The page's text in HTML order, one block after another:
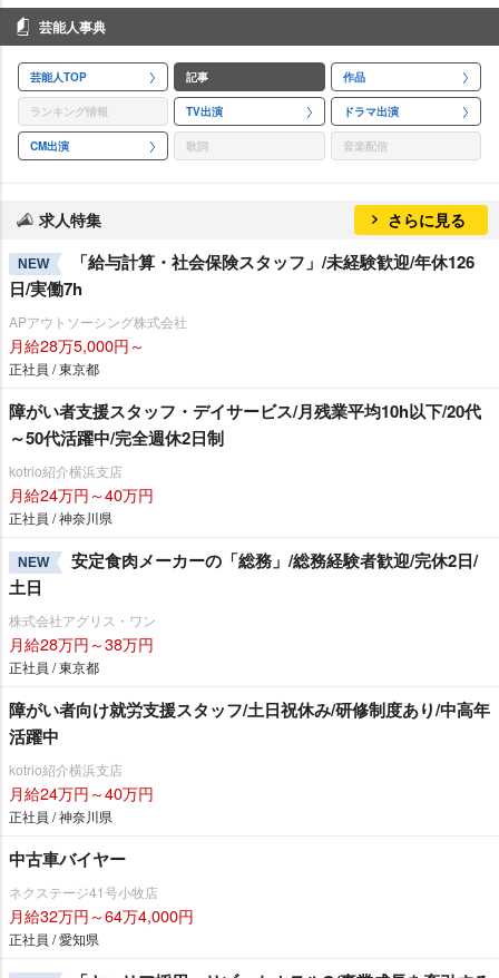
芸能人事典
芸能人TOP 記事 作品
ランキング情報 TV出演 ドラマ出演
CM出演 歌詞 音楽配信
求人特集 さらに見る
NEW
「給与計算・社会保険スタッフ」/未経験歓迎/年休126
日/実働7h
APアウトソーシング株式会社
月給28万5,000円～
正社員 / 東京都
障がい者支援スタッフ・デイサービス/月残業平均10h以下/20代
～50代活躍中/完全週休2日制
kotrio紹介横浜支店
月給24万円～40万円
正社員 / 神奈川県
NEW
安定食肉メーカーの「総務」/総務経験者歓迎/完休2日/
土日
株式会社アグリス・ワン
月給28万円～38万円
正社員 / 東京都
障がい者向け就労支援スタッフ/土日祝休み/研修制度あり/中高年
活躍中
kotrio紹介横浜支店
月給24万円～40万円
正社員 / 神奈川県
中古車バイヤー
ネクステージ41号小牧店
月給32万円～64万4,000円
正社員 / 愛知県